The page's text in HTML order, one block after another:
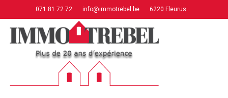
071 81 72 72 info@immotrebel.be 6220 Fleurus